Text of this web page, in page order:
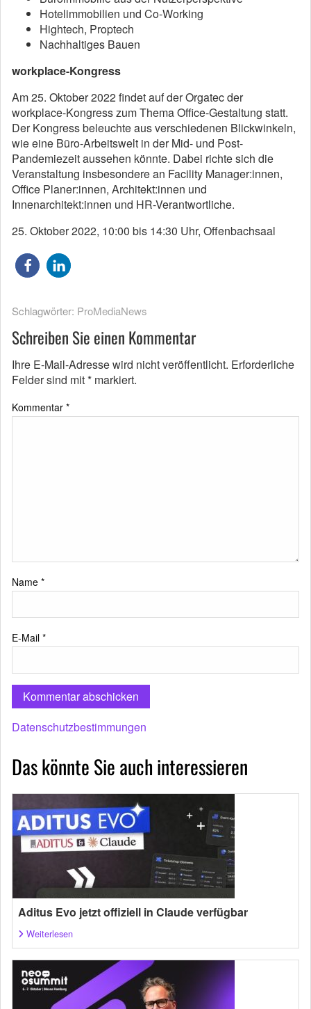
Hotelimmobilien und Co-Working
Hightech, Proptech
Nachhaltiges Bauen
workplace-Kongress
Am 25. Oktober 2022 findet auf der Orgatec der
workplace-Kongress zum Thema Office-Gestaltung statt.
Der Kongress beleuchte aus verschiedenen Blickwinkeln,
wie eine Büro-Arbeitswelt in der Mid- und Post-
Pandemiezeit aussehen könnte. Dabei richte sich die
Veranstaltung insbesondere an Facility Manager:innen,
Office Planer:innen, Architekt:innen und
Innenarchitekt:innen und HR-Verantwortliche.
25. Oktober 2022, 10:00 bis 14:30 Uhr, Offenbachsaal
Schlagwörter: ProMediaNews
Schreiben Sie einen Kommentar
Ihre E-Mail-Adresse wird nicht veröffentlicht. Erforderliche
Felder sind mit* markiert.
Kommentar *
Name *
E-Mail *
Datenschutzbestimmungen
Das könnte Sie auch interessieren
Aditus Evo jetzt offiziell in Claude verfügbar
Weiterlesen